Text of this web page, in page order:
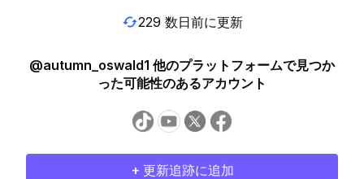
229 数日前に更新
@autumn_oswald1 他のプラットフォームで見つか
った可能性のあるアカウント
+ 更新追跡に追加